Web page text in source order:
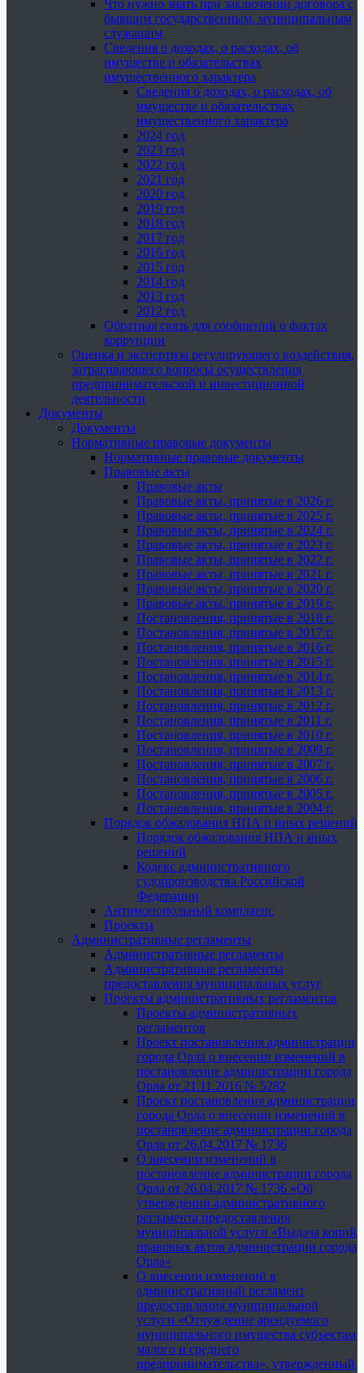
Что нужно знать при заключении договора с
бывшим государственным, муниципальным
служащим
Сведения о доходах, о расходах, об
имуществе и обязательствах
имущественного характера
Сведения о доходах, о расходах, об
имуществе и обязательствах
имущественного характера
2024 год
2023 год
2022 год
2021 год
2020 год
2019 год
2018 год
2017 год
2016 год
2015 год
2014 год
2013 год
2012 год
Обратная связь для сообщений о фактах
коррупции
Оценка и экспертиза регулирующего воздействия,
затрагивающего вопросы осуществления
предпринимательской и инвестиционной
деятельности
Документы
Документы
Нормативные правовые документы
Нормативные правовые документы
Правовые акты
Правовые акты
Правовые акты, принятые в 2026 г.
Правовые акты, принятые в 2025 г.
Правовые акты, принятые в 2024 г.
Правовые акты, принятые в 2023 г.
Правовые акты, принятые в 2022 г.
Правовые акты, принятые в 2021 г.
Правовые акты, принятые в 2020 г.
Правовые акты, принятые в 2019 г.
Постановления, принятые в 2018 г.
Постановления, принятые в 2017 г.
Постановления, принятые в 2016 г.
Постановления, принятые в 2015 г.
Постановления, принятые в 2014 г.
Постановления, принятые в 2013 г.
Постановления, принятые в 2012 г.
Постановления, принятые в 2011 г.
Постановления, принятые в 2010 г.
Постановления, принятые в 2009 г.
Постановления, принятые в 2007 г.
Постановления, принятые в 2006 г.
Постановления, принятые в 2005 г.
Постановления, принятые в 2004 г.
Порядок обжалования НПА и иных решений
Порядок обжалования НПА и иных
решений
Кодекс административного
судопроизводства Российской
Федерации
Антимонопольный комплаенс
Проекты
Административные регламенты
Административные регламенты
Административные регламенты
предоставления муниципальных услуг
Проекты административных регламентов
Проекты административных
регламентов
Проект постановления администрации
города Орла о внесении изменений в
постановление администрации города
Орла от 21.11.2016 № 5282
Проект постановления администрации
города Орла о внесении изменений в
постановление администрации города
Орла от 26.04.2017 № 1736
О внесении изменений в
постановление администрации города
Орла от 26.04.2017 № 1736 «Об
утверждении административного
регламента предоставления
муниципальной услуги «Выдача копий
правовых актов администрации города
Орла»
О внесении изменений в
административный регламент
предоставления муниципальной
услуги «Отчуждение арендуемого
муниципального имущества субъектам
малого и среднего
предпринимательства», утвержденный